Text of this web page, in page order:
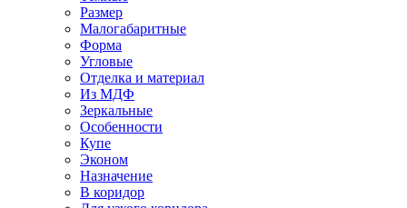
Размер
Малогабаритные
Форма
Угловые
Отделка и материал
Из МДФ
Зеркальные
Особенности
Купе
Эконом
Назначение
В коридор